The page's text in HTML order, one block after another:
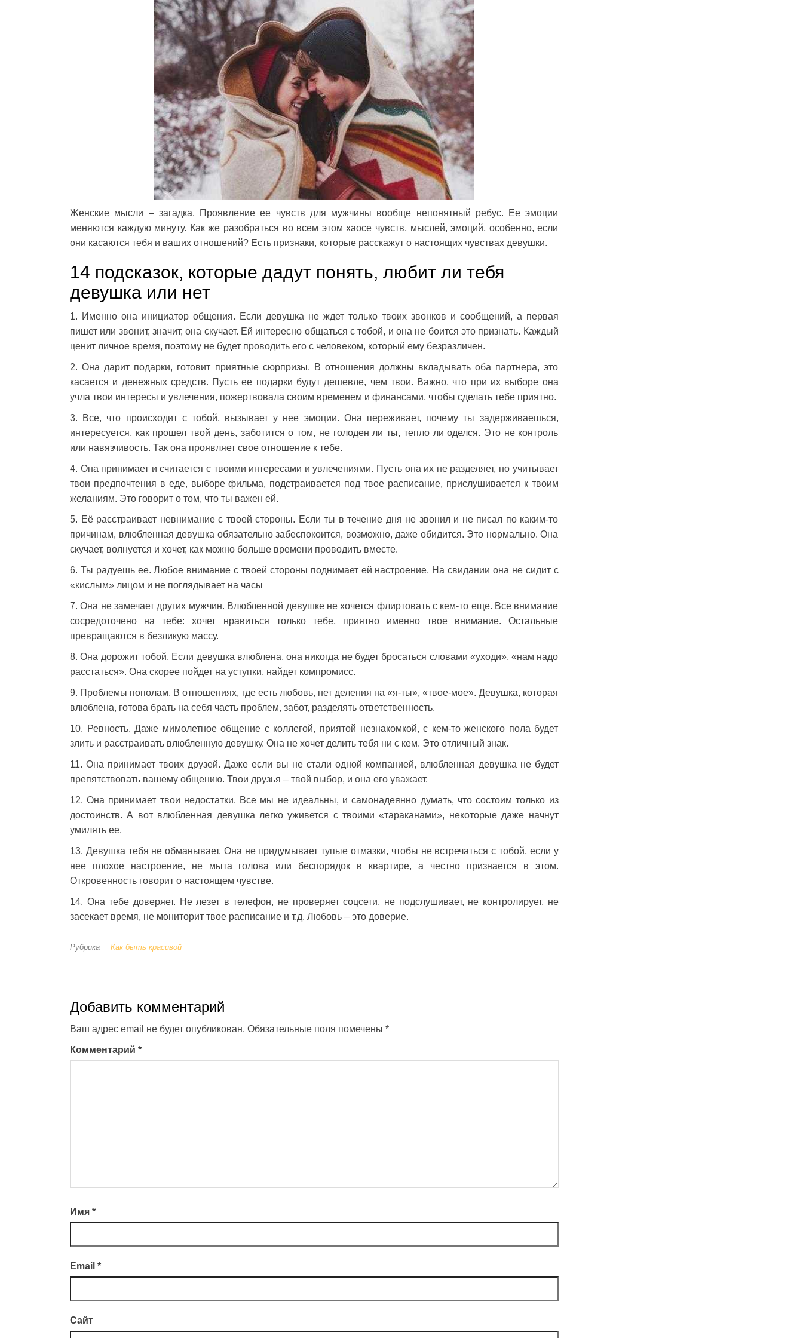
Женские мысли – загадка. Проявление ее чувств для мужчины вообще непонятный ребус. Ее эмоции
меняются каждую минуту. Как же разобраться во всем этом хаосе чувств, мыслей, эмоций, особенно, если
они касаются тебя и ваших отношений? Есть признаки, которые расскажут о настоящих чувствах девушки.
14 подсказок, которые дадут понять, любит ли тебя
девушка или нет
1. Именно она инициатор общения. Если девушка не ждет только твоих звонков и сообщений, а первая
пишет или звонит, значит, она скучает. Ей интересно общаться с тобой, и она не боится это признать. Каждый
ценит личное время, поэтому не будет проводить его с человеком, который ему безразличен.
2. Она дарит подарки, готовит приятные сюрпризы. В отношения должны вкладывать оба партнера, это
касается и денежных средств. Пусть ее подарки будут дешевле, чем твои. Важно, что при их выборе она
учла твои интересы и увлечения, пожертвовала своим временем и финансами, чтобы сделать тебе приятно.
3. Все, что происходит с тобой, вызывает у нее эмоции. Она переживает, почему ты задерживаешься,
интересуется, как прошел твой день, заботится о том, не голоден ли ты, тепло ли оделся. Это не контроль
или навязчивость. Так она проявляет свое отношение к тебе.
4. Она принимает и считается с твоими интересами и увлечениями. Пусть она их не разделяет, но учитывает
твои предпочтения в еде, выборе фильма, подстраивается под твое расписание, прислушивается к твоим
желаниям. Это говорит о том, что ты важен ей.
5. Её расстраивает невнимание с твоей стороны. Если ты в течение дня не звонил и не писал по каким-то
причинам, влюбленная девушка обязательно забеспокоится, возможно, даже обидится. Это нормально. Она
скучает, волнуется и хочет, как можно больше времени проводить вместе.
6. Ты радуешь ее. Любое внимание с твоей стороны поднимает ей настроение. На свидании она не сидит с
«кислым» лицом и не поглядывает на часы
7. Она не замечает других мужчин. Влюбленной девушке не хочется флиртовать с кем-то еще. Все внимание
сосредоточено на тебе: хочет нравиться только тебе, приятно именно твое внимание. Остальные
превращаются в безликую массу.
8. Она дорожит тобой. Если девушка влюблена, она никогда не будет бросаться словами «уходи», «нам надо
расстаться». Она скорее пойдет на уступки, найдет компромисс.
9. Проблемы пополам. В отношениях, где есть любовь, нет деления на «я-ты», «твое-мое». Девушка, которая
влюблена, готова брать на себя часть проблем, забот, разделять ответственность.
10. Ревность. Даже мимолетное общение с коллегой, приятой незнакомкой, с кем-то женского пола будет
злить и расстраивать влюбленную девушку. Она не хочет делить тебя ни с кем. Это отличный знак.
11. Она принимает твоих друзей. Даже если вы не стали одной компанией, влюбленная девушка не будет
препятствовать вашему общению. Твои друзья – твой выбор, и она его уважает.
12. Она принимает твои недостатки. Все мы не идеальны, и самонадеянно думать, что состоим только из
достоинств. А вот влюбленная девушка легко уживется с твоими «тараканами», некоторые даже начнут
умилять ее.
13. Девушка тебя не обманывает. Она не придумывает тупые отмазки, чтобы не встречаться с тобой, если у
нее плохое настроение, не мыта голова или беспорядок в квартире, а честно признается в этом.
Откровенность говорит о настоящем чувстве.
14. Она тебе доверяет. Не лезет в телефон, не проверяет соцсети, не подслушивает, не контролирует, не
засекает время, не мониторит твое расписание и т.д. Любовь – это доверие.
Рубрика Как быть красивой
Добавить комментарий
Ваш адрес email не будет опубликован. Обязательные поля помечены *
Комментарий *
Имя *
Email *
Сайт